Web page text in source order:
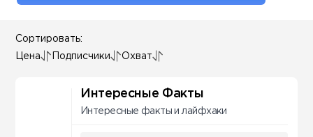
Сортировать:
Цена Подписчики Охват
Интересные Факты
Интересные факты и лайфхаки